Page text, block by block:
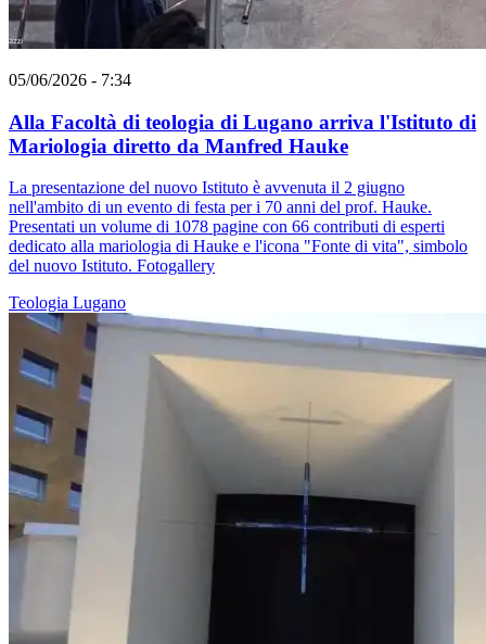
05/06/2026 - 7:34
Alla Facoltà di teologia di Lugano arriva l'Istituto di
Mariologia diretto da Manfred Hauke
La presentazione del nuovo Istituto è avvenuta il 2 giugno
nell'ambito di un evento di festa per i 70 anni del prof. Hauke.
Presentati un volume di 1078 pagine con 66 contributi di esperti
dedicato alla mariologia di Hauke e l'icona "Fonte di vita", simbolo
del nuovo Istituto. Fotogallery
Teologia Lugano